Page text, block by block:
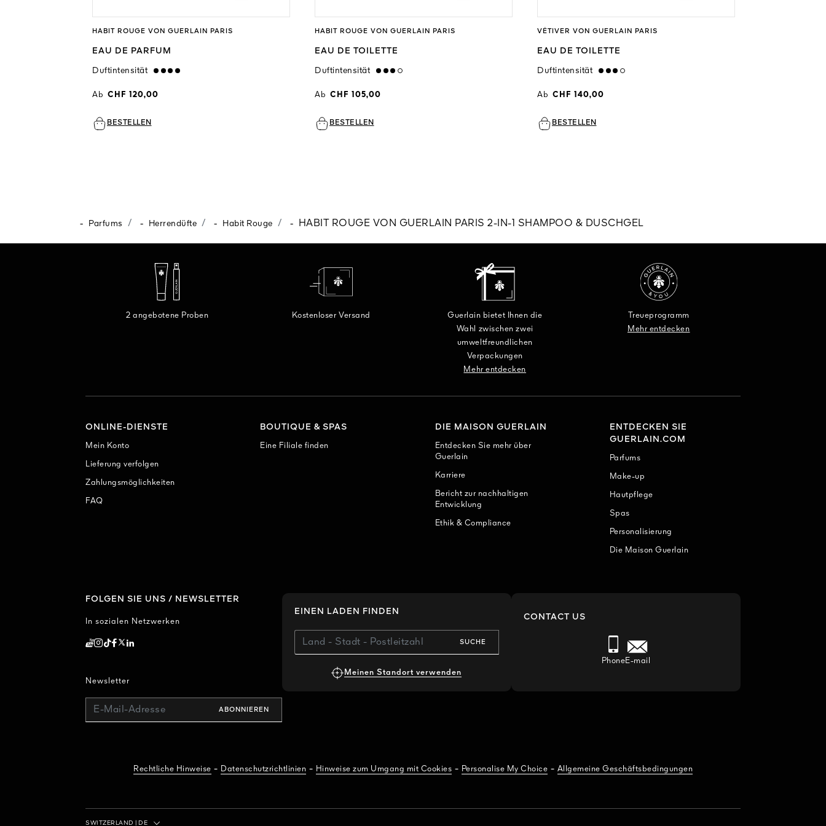
HABIT ROUGE VON GUERLAIN PARIS
EAU DE PARFUM
Duftintensität strong
Ab CHF 120,00
BESTELLEN
HABIT ROUGE VON GUERLAIN PARIS
EAU DE TOILETTE
Duftintensität high
Ab CHF 105,00
BESTELLEN
VÉTIVER VON GUERLAIN PARIS
EAU DE TOILETTE
Duftintensität high
Ab CHF 140,00
BESTELLEN
- Parfums - Herrendüfte - Habit Rouge - HABIT ROUGE VON GUERLAIN PARIS 2-IN-1 SHAMPOO & DUSCHGEL
2 angebotene Proben Kostenloser Versand
Guerlain bietet Ihnen die
Wahl zwischen zwei
umweltfreundlichen
Verpackungen
Mehr entdecken
Treueprogramm
Mehr entdecken
ONLINE-DIENSTE
Mein Konto
Lieferung verfolgen
Zahlungsmöglichkeiten
FAQ
BOUTIQUE & SPAS
Eine Filiale finden
DIE MAISON GUERLAIN
Entdecken Sie mehr über
Guerlain
Karriere
Bericht zur nachhaltigen
Entwicklung
Ethik & Compliance
ENTDECKEN SIE
GUERLAIN.COM
Parfums
Make-up
Hautpflege
Spas
Personalisierung
Die Maison Guerlain
FOLGEN SIE UNS / NEWSLETTER
In sozialen Netzwerken
Newsletter
E-Mail-Adresse
ABONNIEREN
EINEN LADEN FINDEN
SUCHE
Meinen Standort verwenden
CONTACT US
PhoneE-mail
Rechtliche Hinweise - Datenschutzrichtlinien - Hinweise zum Umgang mit Cookies - Personalise My Choice - Allgemeine Geschäftsbedingungen
Land / Region
SWITZERLAND DE